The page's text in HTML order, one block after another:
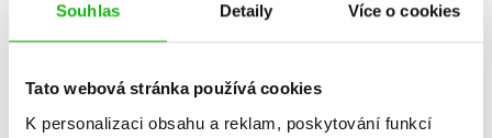
Souhlas Detaily Více o cookies
Tato webová stránka používá cookies
K personalizaci obsahu a reklam, poskytování funkcí